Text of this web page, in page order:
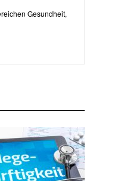
Gesundheit,